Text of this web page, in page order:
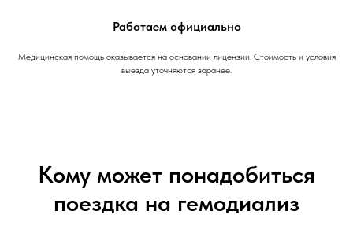
Работаем официально
Медицинская помощь оказывается на основании лицензии. Стоимость и условия
выезда уточняются заранее.
Кому может понадобиться
поездка на гемодиализ